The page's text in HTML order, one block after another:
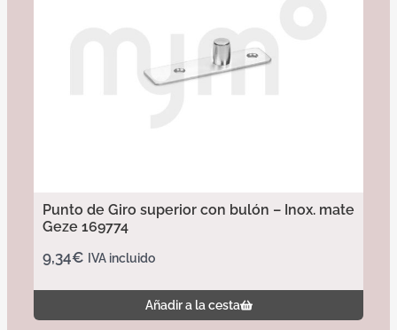
Punto de Giro superior con bulón – Inox. mate
Geze 169774
9,34€ IVA incluido
Añadir a la cesta